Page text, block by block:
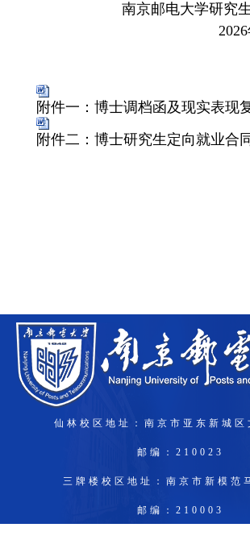
南京邮电大学研究
附件一：博士调档函及现实表现
附件二：博士研究生定向就业合
仙林校区地址：南京市亚东新城区
邮编：210023
三牌楼校区地址：南京市新模范
邮编：210003